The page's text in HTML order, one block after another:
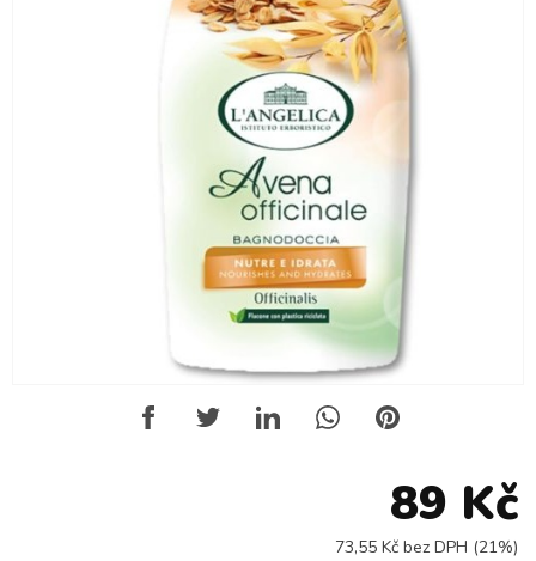
89 Kč
73,55 Kč bez DPH (21%)